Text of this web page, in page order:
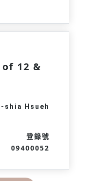
12 &
shia Hsueh
登錄號
09400052